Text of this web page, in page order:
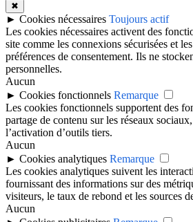
✖
► Cookies nécessaires Toujours actif
Les cookies nécessaires activent des
site comme les connexions sécurisées et
préférences de consentement. Ils ne
personnelles.
Aucun
► Cookies fonctionnels Remarque
Les cookies fonctionnels supportent des
partage de contenu sur les réseaux
l’activation d’outils tiers.
Aucun
► Cookies analytiques Remarque
Les cookies analytiques suivent les
fournissant des informations sur des
visiteurs, le taux de rebond et les sources
Aucun